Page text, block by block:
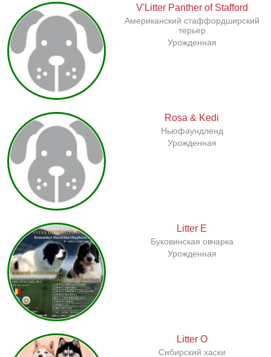
V'Litter Panther of Stafford
Американский стаффордширский
терьер
Урожденная
Rosa & Kedi
Ньюфаундленд
Урожденная
Litter E
Буковинская овчарка
Урожденная
Litter O
Сибирский хаски